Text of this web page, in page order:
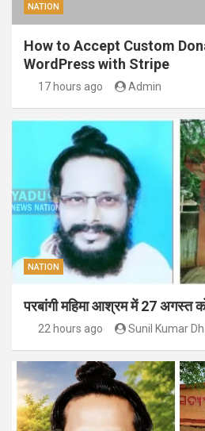
NATION
How to Accept Custom
WordPress with Stripe
17 hours ago Admin
NATION
परबांगी महिमा आश्रम में 27 अगस्त
22 hours ago Sunil Kumar